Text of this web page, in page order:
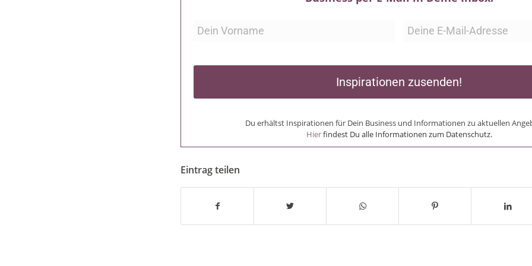
Inspirationen zusenden!
Du erhältst Inspirationen für Dein Business und Informationen zu aktuellen
Hierfindest Du alle Informationen zum Datenschutz.
Eintrag teilen